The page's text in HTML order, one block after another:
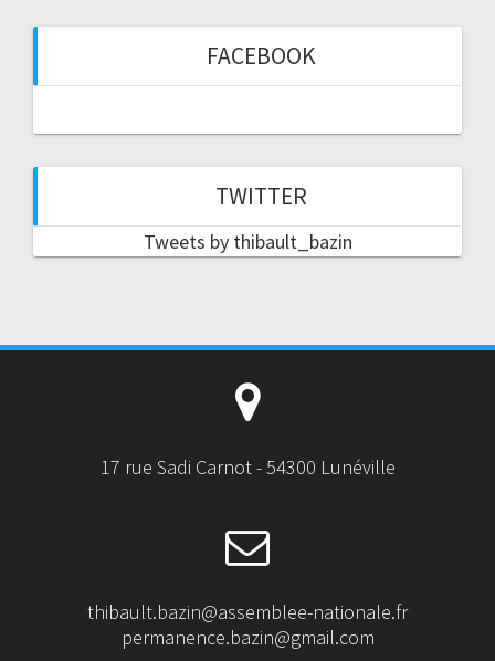
FACEBOOK
TWITTER
Tweets by thibault_bazin
17 rue Sadi Carnot - 54300 Lunéville
thibault.bazin@assemblee-nationale.fr
permanence.bazin@gmail.com